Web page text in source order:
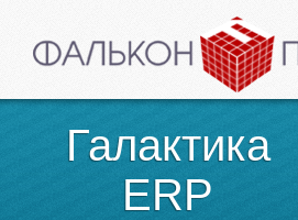
Галактика
ERP